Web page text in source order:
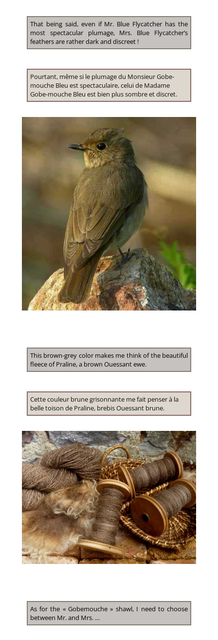
That being said, even if Mr. Blue Flycatcher has the
most spectacular plumage, Mrs. Blue Flycatcher’s
feathers are rather dark and discreet !
Pourtant, même si le plumage du Monsieur Gobe-
mouche Bleu est spectaculaire, celui de Madame
Gobe-mouche Bleu est bien plus sombre et discret.
This brown-grey color makes me think of the beautiful
fleece of Praline, a brown Ouessant ewe.
Cette couleur brune grisonnante me fait penser à la
belle toison de Praline, brebis Ouessant brune.
As for the « Gobemouche » shawl, I need to choose
between Mr. and Mrs. …